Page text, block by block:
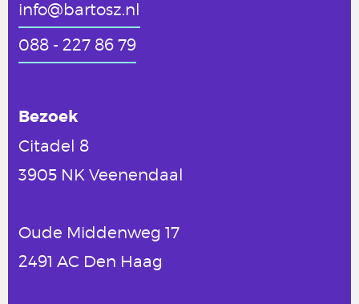
info@bartosz.nl
088 - 227 86 79
Bezoek
Citadel 8
3905 NK Veenendaal
Oude Middenweg 17
2491 AC Den Haag